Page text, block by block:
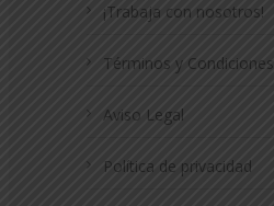
¡Trabaja con nosotros!
Términos y Condiciones
Aviso Legal
Política de privacidad